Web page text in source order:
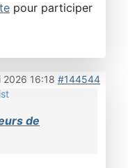
pour participer
2026 16:18 #144544
de